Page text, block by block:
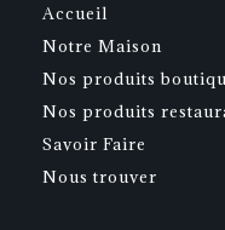
Accueil
Notre Maison
Nos produits
Nos produits
Savoir Faire
Nous trouver